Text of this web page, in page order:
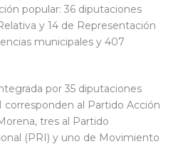
popular: 36 diputaciones
y 14 de Representación
municipales y 407
por 35 diputaciones
corresponden al Partido Acción
tres al Partido
(PRI) y uno de Movimiento